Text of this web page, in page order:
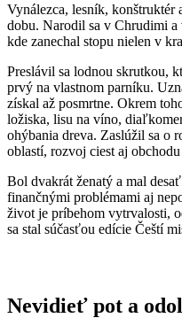
Vynálezca, lesník, konštruktér
dobu. Narodil sa v Chrudimi
kde zanechal stopu nielen v
Preslávil sa lodnou skrutkou,
prvý na vlastnom parníku.
získal až posmrtne. Okrem
ložiska, lisu na víno,
ohýbania dreva. Zaslúžil sa o
oblastí, rozvoj ciest aj
Bol dvakrát ženatý a mal
finančnými problémami aj
život je príbehom vytrvalosti,
sa stal súčasťou edície Čeští
Nevidieť pot a